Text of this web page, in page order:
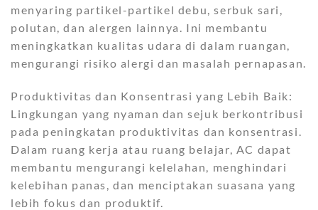
menyaring partikel-partikel debu, serbuk sari,
polutan, dan alergen lainnya. Ini membantu
meningkatkan kualitas udara di dalam ruangan,
mengurangi risiko alergi dan masalah pernapasan.
Produktivitas dan Konsentrasi yang Lebih Baik:
Lingkungan yang nyaman dan sejuk berkontribusi
pada peningkatan produktivitas dan konsentrasi.
Dalam ruang kerja atau ruang belajar, AC dapat
membantu mengurangi kelelahan, menghindari
kelebihan panas, dan menciptakan suasana yang
lebih fokus dan produktif.